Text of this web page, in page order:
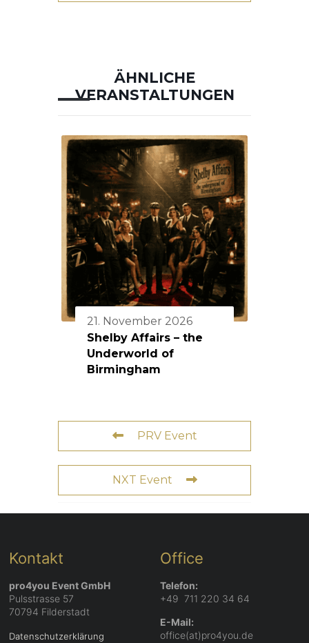
ÄHNLICHE
VERANSTALTUNGEN
21. November 2026
Shelby Affairs – the
Underworld of
Birmingham
PRV Event
NXT Event
Kontakt
pro4you Event GmbH
Pulsstrasse 57
70794 Filderstadt
Datenschutzerklärung
Office
Telefon:
+49 711 220 34 64
E-Mail:
office(at)pro4you.de